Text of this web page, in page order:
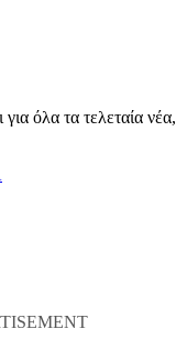
όλα τα τελεταία